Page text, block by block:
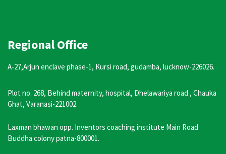
Regional Office
A-27,Arjun enclave phase-1, Kursi road, gudamba, lucknow-226026.
Plot no. 268, Behind maternity, hospital, Dhelawariya road , Chauka
Ghat, Varanasi-221002.
Laxman bhawan opp. Inventors coaching institute Main Road
Buddha colony patna-800001.